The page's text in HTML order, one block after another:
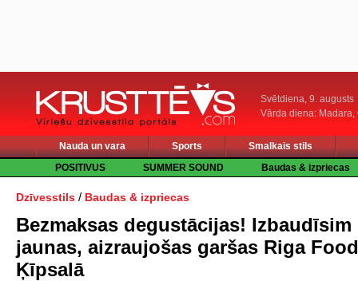
Svētdiena, 9. augusts
Vārda diena: Madara,
Nauda un vara Sports
Smalkais stils
POSITIVUS
SUMMER SOUND Baudas & izpriecas
Dzīvesstils / Baudas & izpriecas
Bezmaksas degustācijas! Izbaudīsim
jaunas, aizraujošas garšas Riga
Ķīpsalā